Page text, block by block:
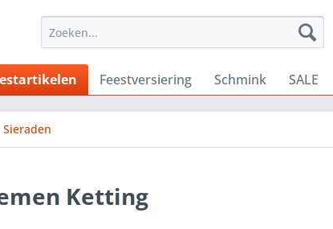
Feestversiering Schmink SALE
Sieraden
Ketting